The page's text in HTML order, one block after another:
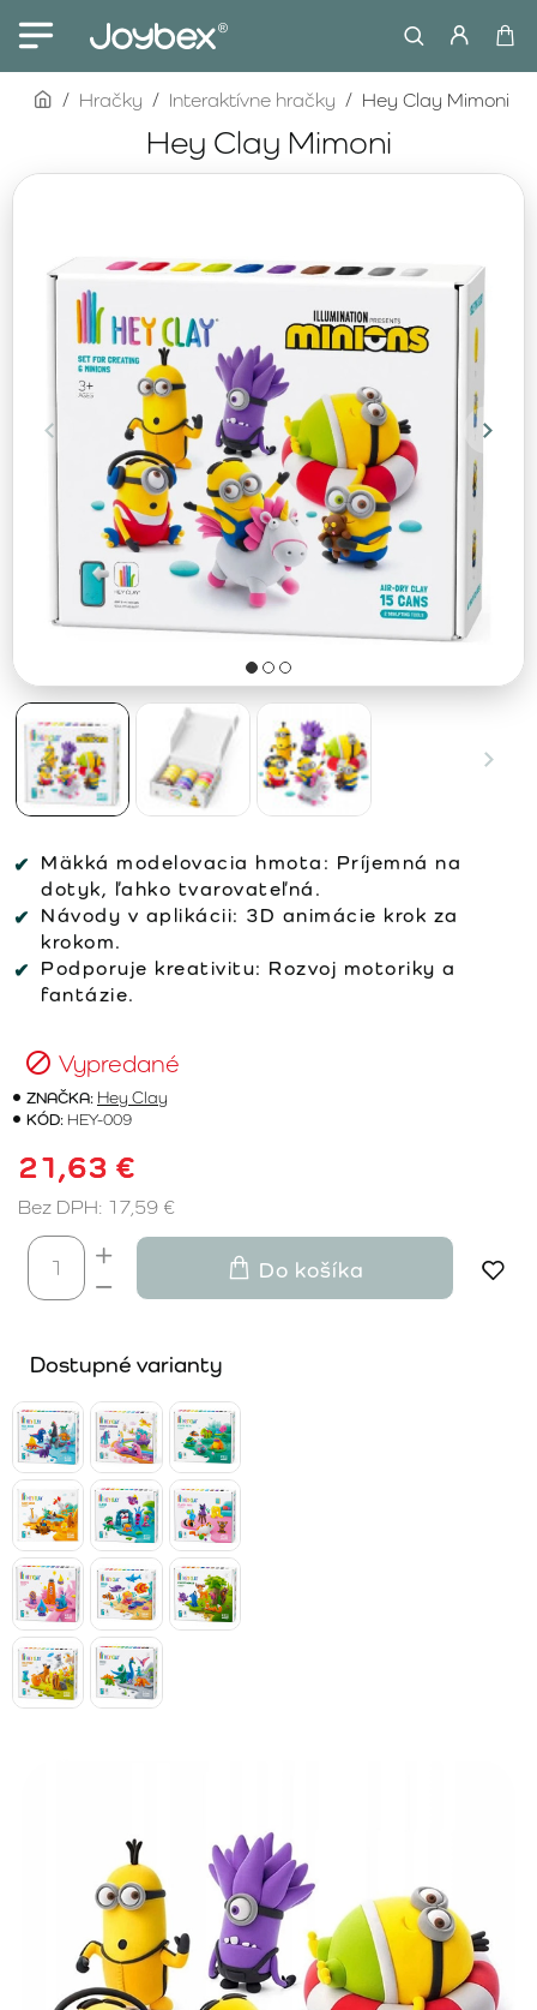
Hey Clay Mimoni
homeHračky Interaktívne hračky Hey Clay Mimoni
Mäkká modelovacia hmota: Príjemná na
dotyk, ľahko tvarovateľná.
Návody v aplikácii: 3D animácie krok za
krokom.
Podporuje kreativitu: Rozvoj motoriky a
fantázie.
Vypredané
ZNAČKA: Hey Clay
KÓD: HEY-009
21,63 €
Bez DPH: 17,59 €
Do košíka
Dostupné varianty